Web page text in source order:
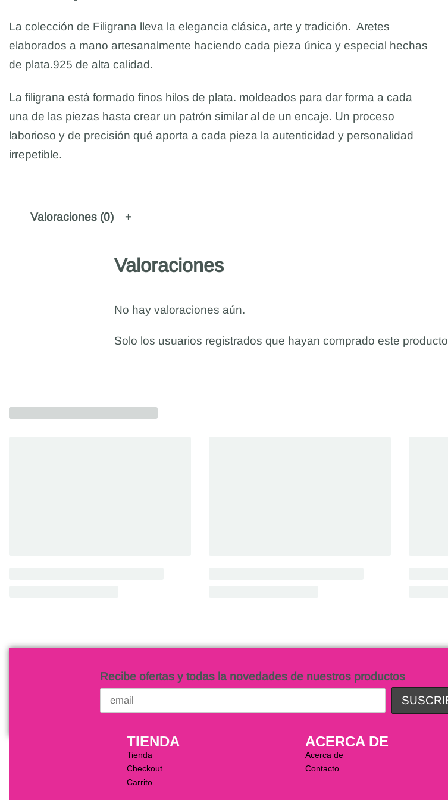
La colección de Filigrana lleva la elegancia clásica, arte y tradición. Aretes
elaborados a mano artesanalmente haciendo cada pieza única y especial hechas
de plata.925 de alta calidad.
La filigrana está formado finos hilos de plata. moldeados para dar forma a cada
una de las piezas hasta crear un patrón similar al de un encaje. Un proceso
laborioso y de precisión qué aporta a cada pieza la autenticidad y personalidad
irrepetible.
Valoraciones (0)
Valoraciones
No hay valoraciones aún.
Solo los usuarios registrados que hayan comprado este
Recibe ofertas y todas la novedades de nuestros productos
TIENDA
Tienda
Checkout
Carrito
ACERCA DE
Acerca de
Contacto